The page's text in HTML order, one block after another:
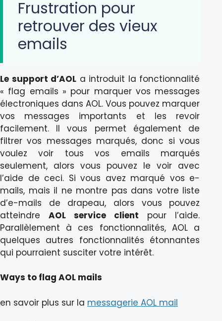
Frustration pour
retrouver des vieux
emails
Le support d’AOL a introduit la fonctionnalité
« flag emails » pour marquer vos messages
électroniques dans AOL. Vous pouvez marquer
vos messages importants et les revoir
facilement. Il vous permet également de
filtrer vos messages marqués, donc si vous
voulez voir tous vos emails marqués
seulement, alors vous pouvez le voir avec
l’aide de ceci. Si vous avez marqué vos e-
mails, mais il ne montre pas dans votre liste
d’e-mails de drapeau, alors vous pouvez
atteindreAOL service client pour l’aide.
Parallèlement à ces fonctionnalités, AOL a
quelques autres fonctionnalités étonnantes
qui pourraient susciter votre intérêt.
Ways to flag AOL mails
en savoir plus sur la messagerie AOL mail